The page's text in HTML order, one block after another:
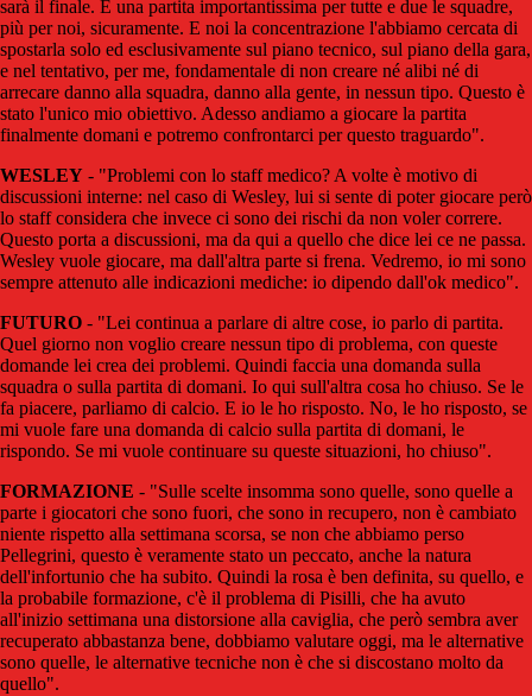
sarà il finale. È una partita importantissima per tutte e due le squadre,
più per noi, sicuramente. E noi la concentrazione l'abbiamo cercata di
spostarla solo ed esclusivamente sul piano tecnico, sul piano della gara,
e nel tentativo, per me, fondamentale di non creare né alibi né di
arrecare danno alla squadra, danno alla gente, in nessun tipo. Questo è
stato l'unico mio obiettivo. Adesso andiamo a giocare la partita
finalmente domani e potremo confrontarci per questo traguardo".
WESLEY - "Problemi con lo staff medico? A volte è motivo di
discussioni interne: nel caso di Wesley, lui si sente di poter giocare però
lo staff considera che invece ci sono dei rischi da non voler correre.
Questo porta a discussioni, ma da qui a quello che dice lei ce ne passa.
Wesley vuole giocare, ma dall'altra parte si frena. Vedremo, io mi sono
sempre attenuto alle indicazioni mediche: io dipendo dall'ok medico".
FUTURO - "Lei continua a parlare di altre cose, io parlo di partita.
Quel giorno non voglio creare nessun tipo di problema, con queste
domande lei crea dei problemi. Quindi faccia una domanda sulla
squadra o sulla partita di domani. Io qui sull'altra cosa ho chiuso. Se le
fa piacere, parliamo di calcio. E io le ho risposto. No, le ho risposto, se
mi vuole fare una domanda di calcio sulla partita di domani, le
rispondo. Se mi vuole continuare su queste situazioni, ho chiuso".
FORMAZIONE - "Sulle scelte insomma sono quelle, sono quelle a
parte i giocatori che sono fuori, che sono in recupero, non è cambiato
niente rispetto alla settimana scorsa, se non che abbiamo perso
Pellegrini, questo è veramente stato un peccato, anche la natura
dell'infortunio che ha subito. Quindi la rosa è ben definita, su quello, e
la probabile formazione, c'è il problema di Pisilli, che ha avuto
all'inizio settimana una distorsione alla caviglia, che però sembra aver
recuperato abbastanza bene, dobbiamo valutare oggi, ma le alternative
sono quelle, le alternative tecniche non è che si discostano molto da
quello".